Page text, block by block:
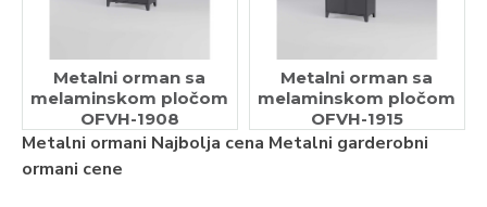
Metalni ormani Najbolja cena Metalni garderobni
ormani cene
Metalni orman sa
melaminskom pločom
OFVH-1908
Metalni orman sa
melaminskom pločom
OFVH-1915